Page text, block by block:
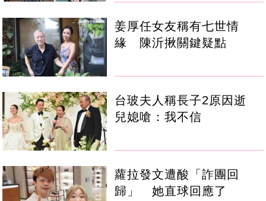
姜厚任女友稱有七世情
緣 陳沂揪關鍵疑點
台玻夫人稱長子2原因逝
兒媳嗆：我不信
蘿拉發文遭酸「詐團回
歸」 她直球回應了